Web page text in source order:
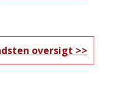
oversigt